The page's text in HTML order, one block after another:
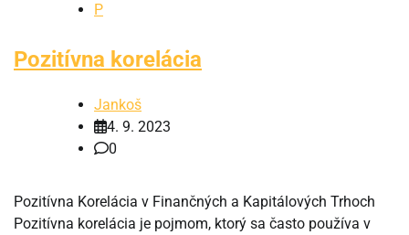
P
Pozitívna korelácia
Jankoš
4. 9. 2023
0
Pozitívna Korelácia v Finančných a Kapitálových Trhoch
Pozitívna korelácia je pojmom, ktorý sa často používa v